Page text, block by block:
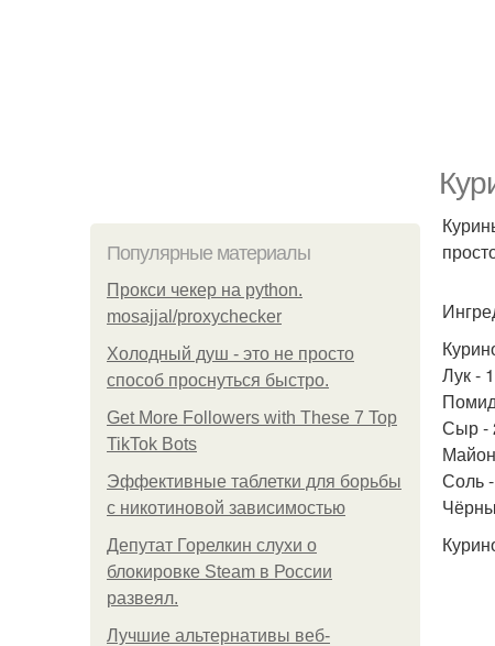
Популярные материалы
Прокси чекер на python.
mosajjal/proxychecker
Холодный душ - это не просто
способ проснуться быстро.
Get More Followers with These 7 Top
TikTok Bots
Эффективные таблетки для борьбы
с никотиновой зависимостью
Депутат Горелкин слухи о
блокировке Steam в России
развеял.
Лучшие альтернативы веб-
Лук -
Сыр -
Соль